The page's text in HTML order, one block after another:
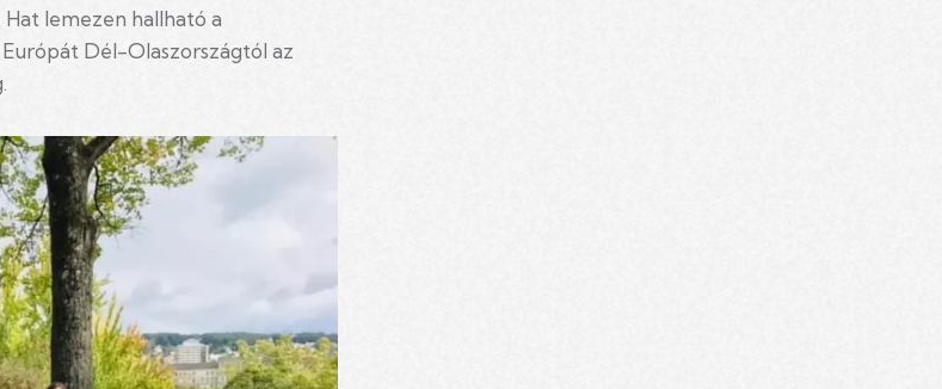
lemezen hallható a
Dél-Olaszországtól az